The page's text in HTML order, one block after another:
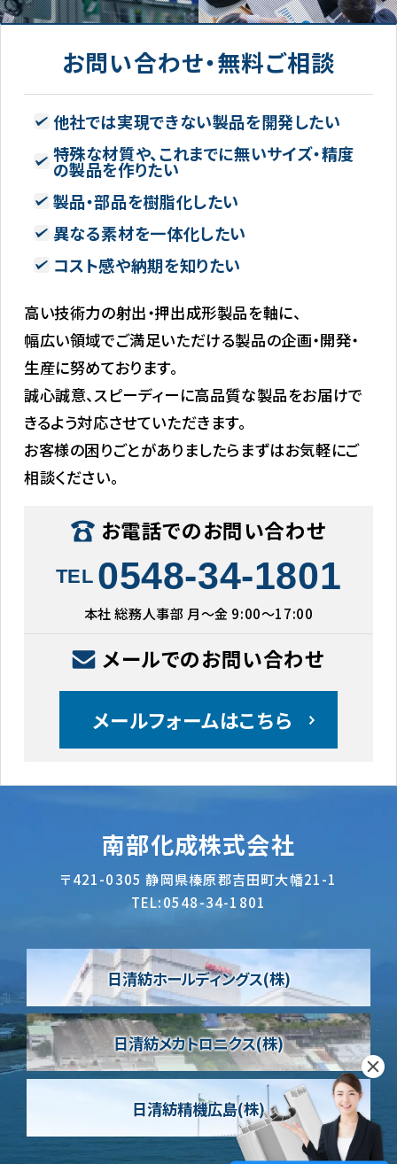
お問い合わせ・無料ご相談
他社では実現できない製品を開発したい
特殊な材質や、これまでに無いサイズ・精度
の製品を作りたい
製品・部品を樹脂化したい
異なる素材を一体化したい
コスト感や納期を知りたい
高い技術力の射出・押出成形製品を軸に、
幅広い領域でご満足いただける製品の企画・開発・
生産に努めております。
誠心誠意、スピーディーに高品質な製品をお届けで
きるよう対応させていただきます。
お客様の困りごとがありましたらまずはお気軽にご
相談ください。
お電話でのお問い合わせ
TEL 0548-34-1801
本社 総務人事部 月〜金 9:00〜17:00
メールでのお問い合わせ
メールフォームはこちら
日清紡ホールディングス(株)
日清紡メカトロニクス(株)
日清紡精機広島(株)
南部化成株式会社
〒421-0305 静岡県榛原郡吉田町大幡21-1
TEL:0548-34-1801